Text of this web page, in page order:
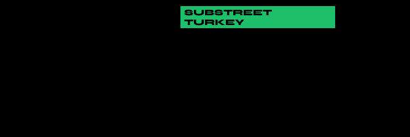
SUBSTREET
TURKEY